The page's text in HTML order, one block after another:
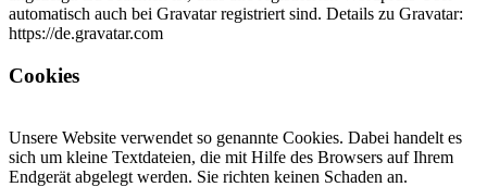
automatisch auch bei Gravatar registriert sind. Details zu Gravatar:
https://de.gravatar.com
Cookies
Unsere Website verwendet so genannte Cookies. Dabei handelt es
sich um kleine Textdateien, die mit Hilfe des Browsers auf Ihrem
Endgerät abgelegt werden. Sie richten keinen Schaden an.